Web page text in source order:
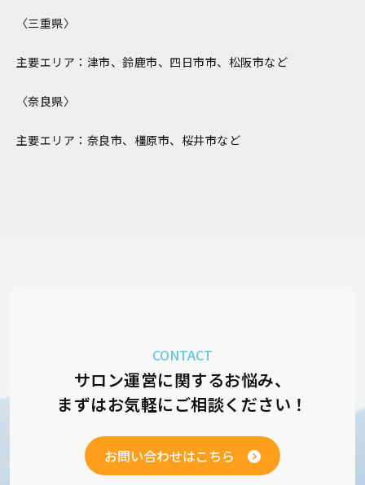
〈三重県〉
主要エリア：津市、鈴鹿市、四日市市、松阪市など
〈奈良県〉
主要エリア：奈良市、橿原市、桜井市など
CONTACT
サロン運営に関するお悩み、
まずはお気軽にご相談ください！
お問い合わせはこちら